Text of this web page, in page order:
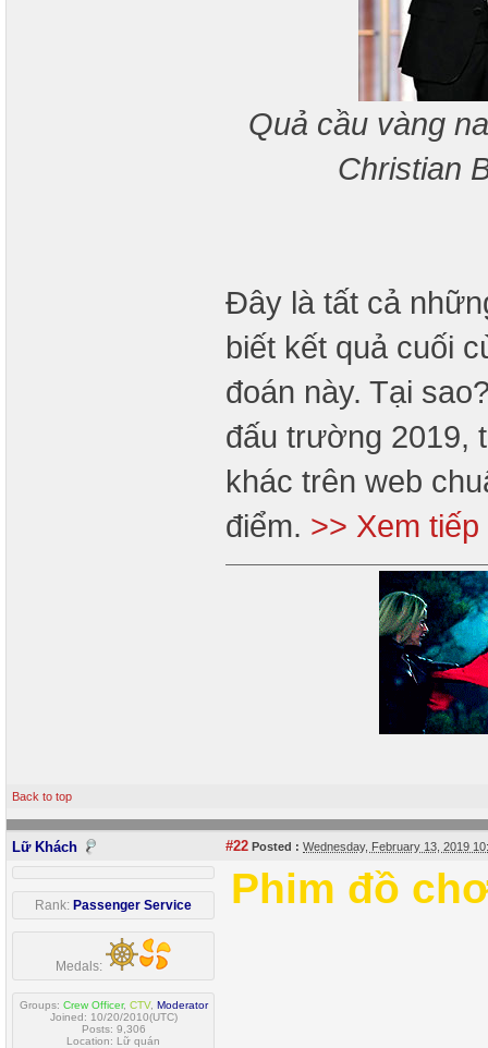
Quả cầu vàng
Christian
Đây là tất cả
biết kết quả cuối
đoán này. Tại
đấu trường 2019,
khác trên web
điểm. >> Xem tiếp
Back to top
Lữ Khách #22 Posted : Wednesday, February 13, 2019
Rank: Passenger Service
Medals:
Groups: Crew Officer, CTV, Moderator
Joined: 10/20/2010(UTC)
Posts: 9,306
Location: Lữ quán
Phim đồ